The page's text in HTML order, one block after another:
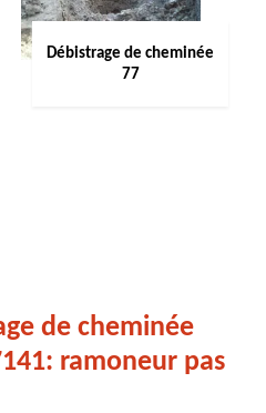
Débistrage de cheminée
77
de cheminée
ramoneur pas